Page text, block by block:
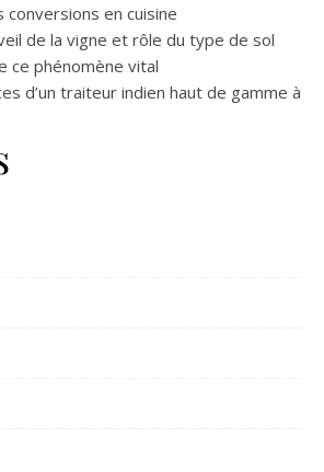
conversions en cuisine
de la vigne et rôle du type de sol
ce phénomène vital
d’un traiteur indien haut de gamme à